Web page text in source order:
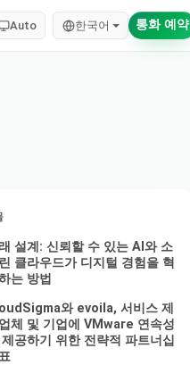
Auto 한국어 통화 예약
설계: 신뢰할 수 있는 AI와 소
클라우드가 디지털 경험을 혁
는 방법
와 evoila, 서비스 제
체 및 기업에 VMware 연속성
공하기 위한 전략적 파트너십